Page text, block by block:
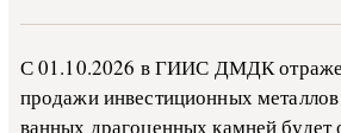
С 01.10.2026 в ГИИС ДМДК
про­да­жи ин­ве­сти­ци­он­ных
ван­ных дра­го­цен­ных ка­м­ней бу­дет